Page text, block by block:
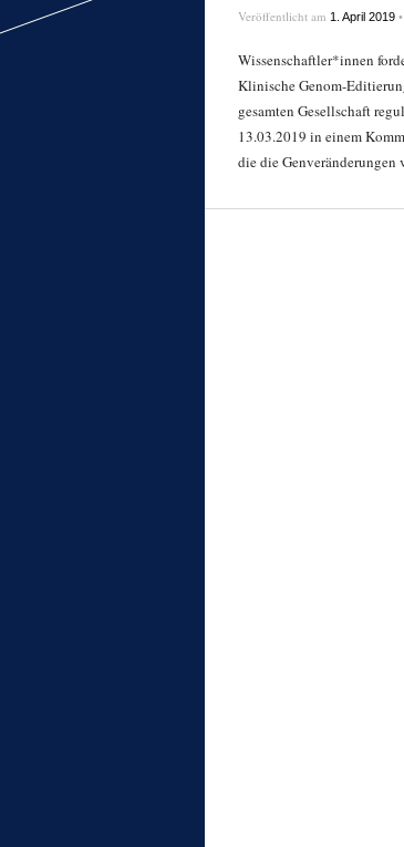
Veröffentlicht am 1. April 2019•
Wissenschaftler*innen
Klinische Genom-
gesamten Gesellschaft
13.03.2019 in einem
die die Genveränderungen